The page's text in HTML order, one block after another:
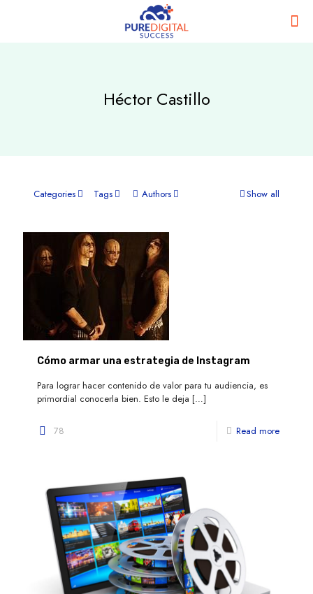
Héctor Castillo
Categories Tags Authors Show all
Cómo armar una estrategia de Instagram
Para lograr hacer contenido de valor para tu audiencia, es
primordial conocerla bien. Esto le deja […]
78 Read more